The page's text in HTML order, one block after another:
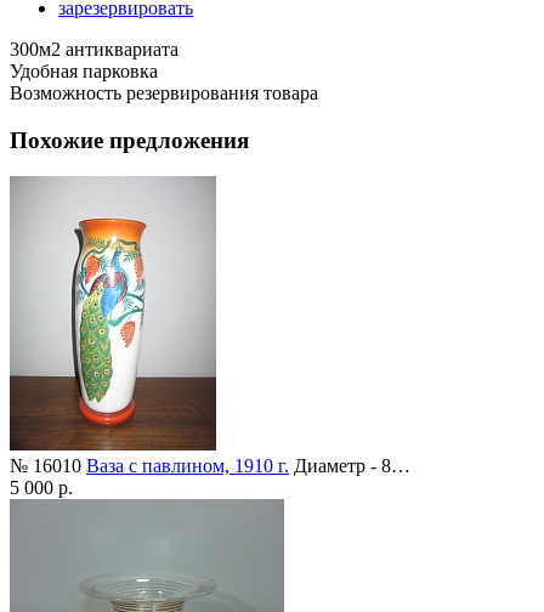
зарезервировать
300м2 антиквариата
Удобная парковка
Возможность резервирования товара
Похожие предложения
№ 16010 Ваза с павлином, 1910 г. Диаметр - 8…
5 000 р.